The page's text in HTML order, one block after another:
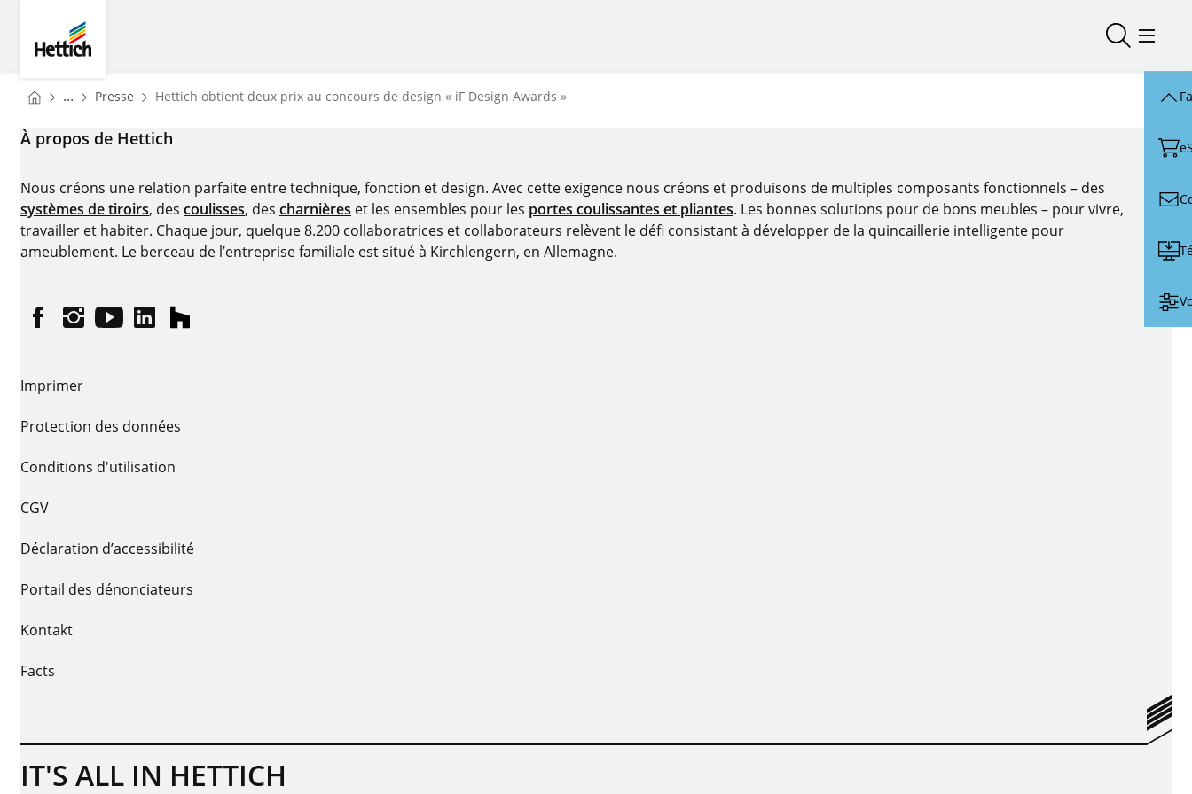
Ouvrir/
You are here:
Homepage
... Presse Homepage
Hettich obtient deux prix au concours de design « iF Design Awards »
À propos de Hettich
Nous créons une relation parfaite entre technique, fonction et design. Avec cette exigence nous créons et produisons de multiples composants fonctionnels – des
systèmes de tiroirs, des coulisses, des charnières et les ensembles pour les portes coulissantes et pliantes. Les bonnes solutions pour de bons meubles – pour vivre,
travailler et habiter. Chaque jour, quelque 8.200 collaboratrices et collaborateurs relèvent le défi consistant à développer de la quincaillerie intelligente pour
ameublement. Le berceau de l’entreprise familiale est situé à Kirchlengern, en Allemagne.
FacebookInstagram
YouTubelinkedinhouzz
Imprimer
Protection des données
Conditions d'utilisation
CGV
Déclaration d’accessibilité
Portail des dénonciateurs
Kontakt
Facts
IT'S ALL IN HETTICH